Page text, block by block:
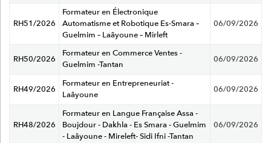
RH51/2026
Formateur en Électronique
Automatisme et Robotique Es-Smara –
Guelmim – Laâyoune – Mirleft
06/09/2026
RH50/2026
Formateur en Commerce Ventes -
Guelmim -Tantan
06/09/2026
RH49/2026
Formateur en Entrepreneuriat -
Laâyoune
06/09/2026
RH48/2026
Formateur en Langue Française Assa -
Boujdour - Dakhla - Es Smara - Guelmim
- Laâyoune - Mireleft- Sidi Ifni -Tantan
06/09/2026